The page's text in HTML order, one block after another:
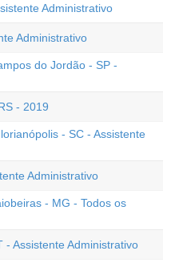
Administrativo
Administrativo
do Jordão - SP -
- 2019
- SC - Assistente
Administrativo
- MG - Todos os
- Assistente Administrativo